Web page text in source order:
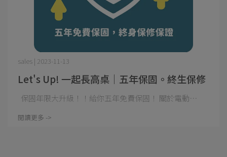
Let's Up! 一起長高桌｜五年保固。終生保修
sales | 2023-11-13
保固年限大升級！！給你五年免費保固！ 關於電動⋯
閱讀更多 ->